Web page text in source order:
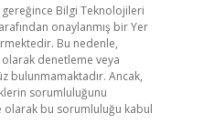
gereğince Bilgi Teknolojileri
onaylanmış bir Yer
Bu nedenle,
denetleme veya
bulunmamaktadır. Ancak,
sorumluluğunu
olarak bu sorumluluğu kabul